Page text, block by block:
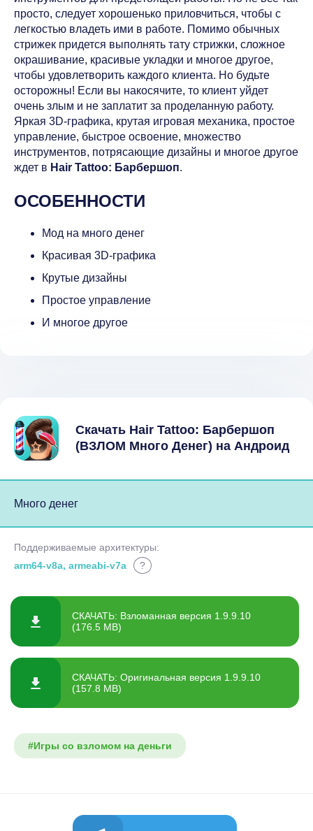
просто, следует хорошенько приловчиться, чтобы с
легкостью владеть ими в работе. Помимо обычных
стрижек придется выполнять тату стрижки, сложное
окрашивание, красивые укладки и многое другое,
чтобы удовлетворить каждого клиента. Но будьте
осторожны! Если вы накосячите, то клиент уйдет
очень злым и не заплатит за проделанную работу.
Яркая 3D-графика, крутая игровая механика, простое
управление, быстрое освоение, множество
инструментов, потрясающие дизайны и многое другое
ждет в Hair Tattoo: Барбершоп.
ОСОБЕННОСТИ
Мод на много денег
Красивая 3D-графика
Крутые дизайны
Простое управление
И многое другое
Скачать Hair Tattoo: Барбершоп
(ВЗЛОМ Много Денег) на Андроид
Много денег
Поддерживаемые архитектуры:
arm64-v8a, armeabi-v7a
?
СКАЧАТЬ: Взломанная версия 1.9.9.10
(176.5 MB)
СКАЧАТЬ: Оригинальная версия 1.9.9.10
(157.8 MB)
#Игры со взломом на деньги